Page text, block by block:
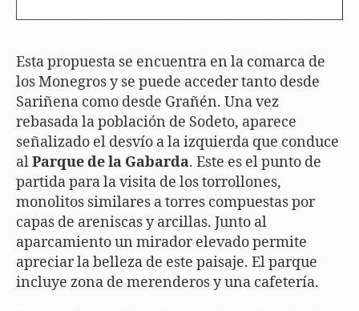
Esta propuesta se encuentra en la comarca de
los Monegros y se puede acceder tanto desde
Sariñena como desde Grañén. Una vez
rebasada la población de Sodeto, aparece
señalizado el desvío a la izquierda que conduce
alParque de la Gabarda. Este es el punto de
partida para la visita de los torrollones,
monolitos similares a torres compuestas por
capas de areniscas y arcillas. Junto al
aparcamiento un mirador elevado permite
apreciar la belleza de este paisaje. El parque
incluye zona de merenderos y una cafetería.